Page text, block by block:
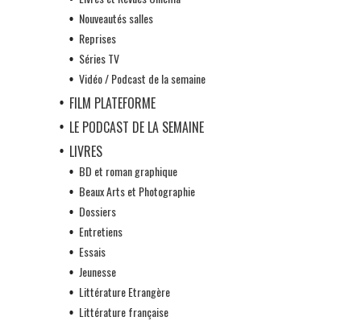
Nouveautés salles
Reprises
Séries TV
Vidéo / Podcast de la semaine
FILM PLATEFORME
LE PODCAST DE LA SEMAINE
LIVRES
BD et roman graphique
Beaux Arts et Photographie
Dossiers
Entretiens
Essais
Jeunesse
Littérature Etrangère
Littérature française